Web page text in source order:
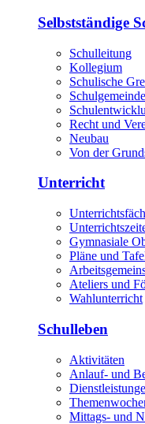
Selbstständige
Schulleitung
Kollegium
Schulische
Schulgemeinde
Recht und
Neubau
Von der
Unterricht
Gymnasiale
Pläne und
Ateliers und
Wahlunterricht
Schulleben
Aktivitäten
Anlauf- und
Mittags- und